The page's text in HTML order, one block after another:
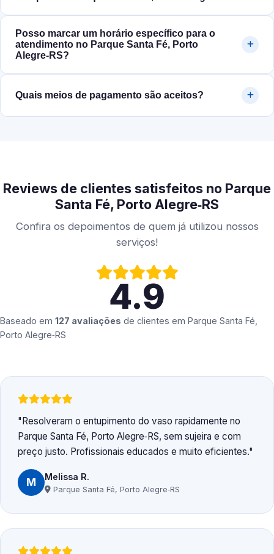
Posso marcar um horário específico para o
atendimento no Parque Santa Fé, Porto
Alegre‑RS?
Quais meios de pagamento são aceitos?
Reviews de clientes satisfeitos no Parque
Santa Fé, Porto Alegre‑RS
Confira os depoimentos de quem já utilizou nossos
serviços!
4.9
Baseado em 127 avaliações de clientes em Parque Santa Fé,
Porto Alegre‑RS
Resolveram o entupimento do vaso rapidamente no
Parque Santa Fé, Porto Alegre‑RS, sem sujeira e com
preço justo. Profissionais educados e muito eficientes.
M Melissa R.
Parque Santa Fé, Porto Alegre‑RS